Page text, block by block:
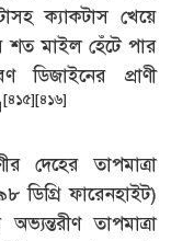
ক্যাকটাস খেয়ে
শত মাইল হেঁটে পার
প্রাণী
[৪১৫][৪১৬]
দেহের তাপমাত্রা
ডিগ্রি ফারেনহাইট)
তাপমাত্রা